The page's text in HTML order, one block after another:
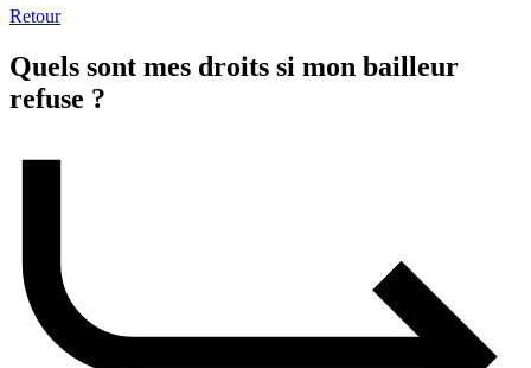
Retour
Quels sont mes droits si mon bailleur
refuse ?